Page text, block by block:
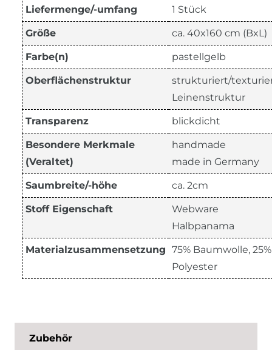
Liefermenge/-umfang 1 Stück
Größe ca. 40x160 cm (BxL)
Farbe(n) pastellgelb
Oberflächenstruktur
strukturiert/
Leinenstruktur
Transparenz blickdicht
Besondere Merkmale
(Veraltet)
handmade
made in Germany
Saumbreite/-höhe ca. 2cm
Stoff Eigenschaft
Webware
Halbpanama
Materialzusammensetzung 75% Baumwolle, 25%
Polyester
Zubehör